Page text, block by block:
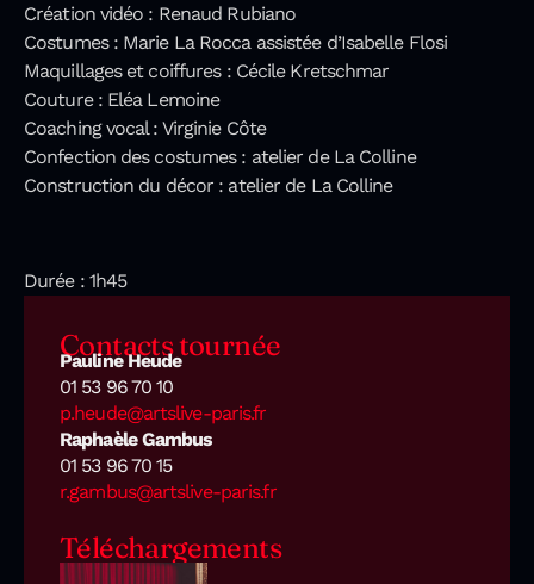
Création vidéo : Renaud Rubiano
Costumes : Marie La Rocca assistée d’Isabelle Flosi
Maquillages et coiffures : Cécile Kretschmar
Couture : Eléa Lemoine
Coaching vocal : Virginie Côte
Confection des costumes : atelier de La Colline
Construction du décor : atelier de La Colline
Durée : 1h45
Contacts tournée
Pauline Heude
01 53 96 70 10
p.heude@artslive-paris.fr
Raphaèle Gambus
01 53 96 70 15
r.gambus@artslive-paris.fr
Téléchargements